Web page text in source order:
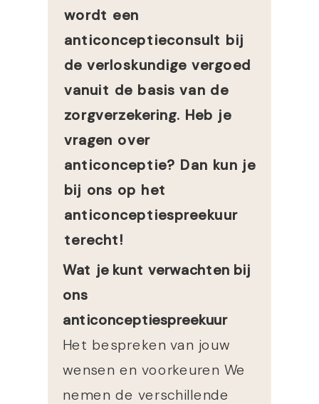
wordt een
anticonceptieconsult bij
de verloskundige vergoed
vanuit de basis van de
zorgverzekering. Heb je
vragen over
anticonceptie? Dan kun je
bij ons op het
anticonceptiespreekuur
terecht!
Wat je kunt verwachten bij
ons
anticonceptiespreekuur
Het bespreken van jouw
wensen en voorkeuren We
nemen de verschillende